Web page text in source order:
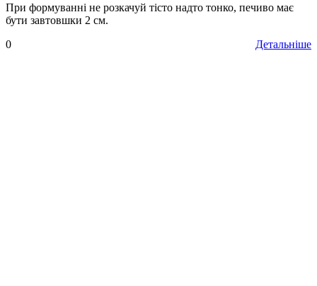
При формуванні не розкачуй тісто надто тонко, печиво має
бути завтовшки 2 см.
Детальніше
0